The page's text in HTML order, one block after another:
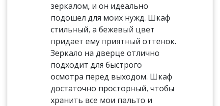
зеркалом, и он идеально
подошел для моих нужд. Шкаф
стильный, а бежевый цвет
придает ему приятный оттенок.
Зеркало на дверце отлично
подходит для быстрого
осмотра перед выходом. Шкаф
достаточно просторный, чтобы
хранить все мои пальто и